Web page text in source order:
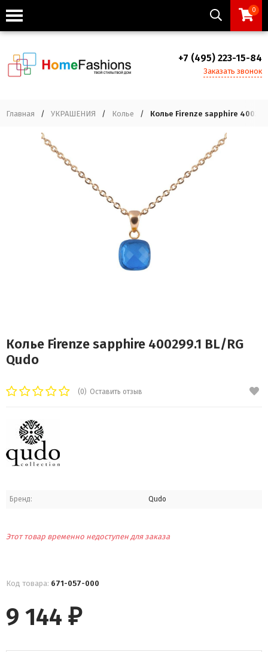
0
+7 (495) 223-15-84
Заказать звонок
Главная / УКРАШЕНИЯ / Колье / Колье Firenze sapphire
Колье Firenze sapphire 400299.1 BL/RG
Qudo
(0) Оставить отзыв
Бренд: Qudo
Этот товар временно недоступен для заказа
Код товара: 671-057-000
9 144 ₽